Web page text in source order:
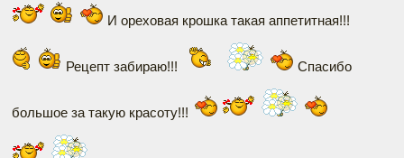
И ореховая крошка такая аппетитная!!!
Рецепт забираю!!! Спасибо
большое за такую красоту!!!